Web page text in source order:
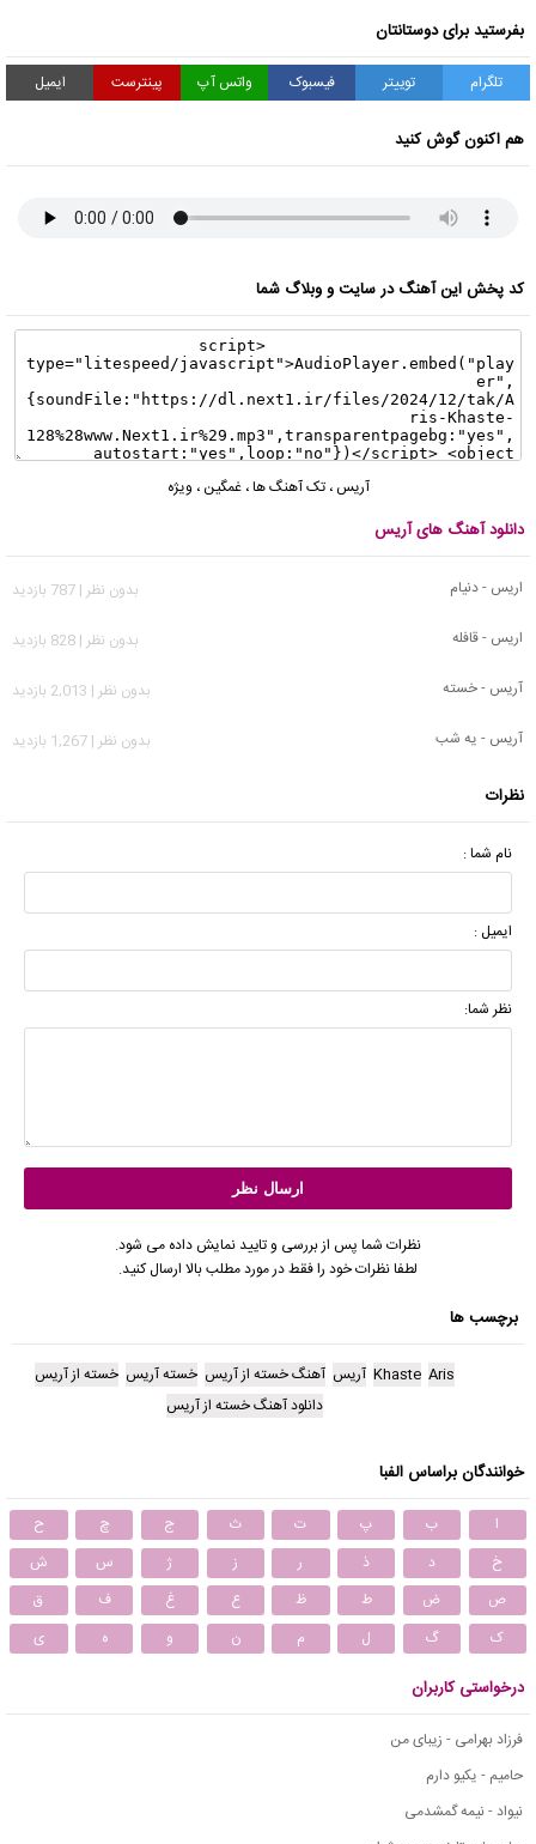
بفرستید برای دوستانتان
تلگرام توییتر فیسبوک واتس آپ پینترست ایمیل
هم اکنون گوش کنید
کد پخش این آهنگ در سایت و وبلاگ شما
آریس ،تک آهنگ ها،غمگین ، ویژه
دانلود آهنگ های آریس
اریس - دنیام
بدون نظر | 787 بازدید
اریس - قافله
بدون نظر | 828 بازدید
آریس - خسته
بدون نظر | 2,013 بازدید
آریس - یه شب
بدون نظر | 1,267 بازدید
نظرات
نام شما :
ایمیل :
نظر شما:
نظرات شما پس از بررسی و تایید نمایش داده می شود.
لطفا نظرات خود را فقط در مورد مطلب بالا ارسال کنید.
برچسب ها
Aris
Khaste آریس آهنگ خسته از آریس خسته آریس خسته از آریس
دانلود آهنگ خسته از آریس
خوانندگان براساس الفبا
ا ب پ ت ث ج چ
ح
خ
د ذ ر ز ژ س
ش
ص
ض ط ظ ع غ ف
ق
ک
گ ل م ن و ه ی
درخواستی کاربران
فرزاد بهرامی - زیبای من
حامیم - یکیو دارم
نیواد - نیمه گمشدمی